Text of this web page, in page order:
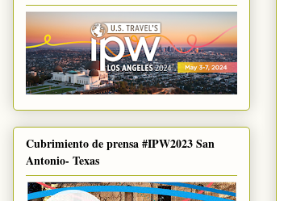
Cubrimiento de prensa #IPW2023 San
Antonio- Texas